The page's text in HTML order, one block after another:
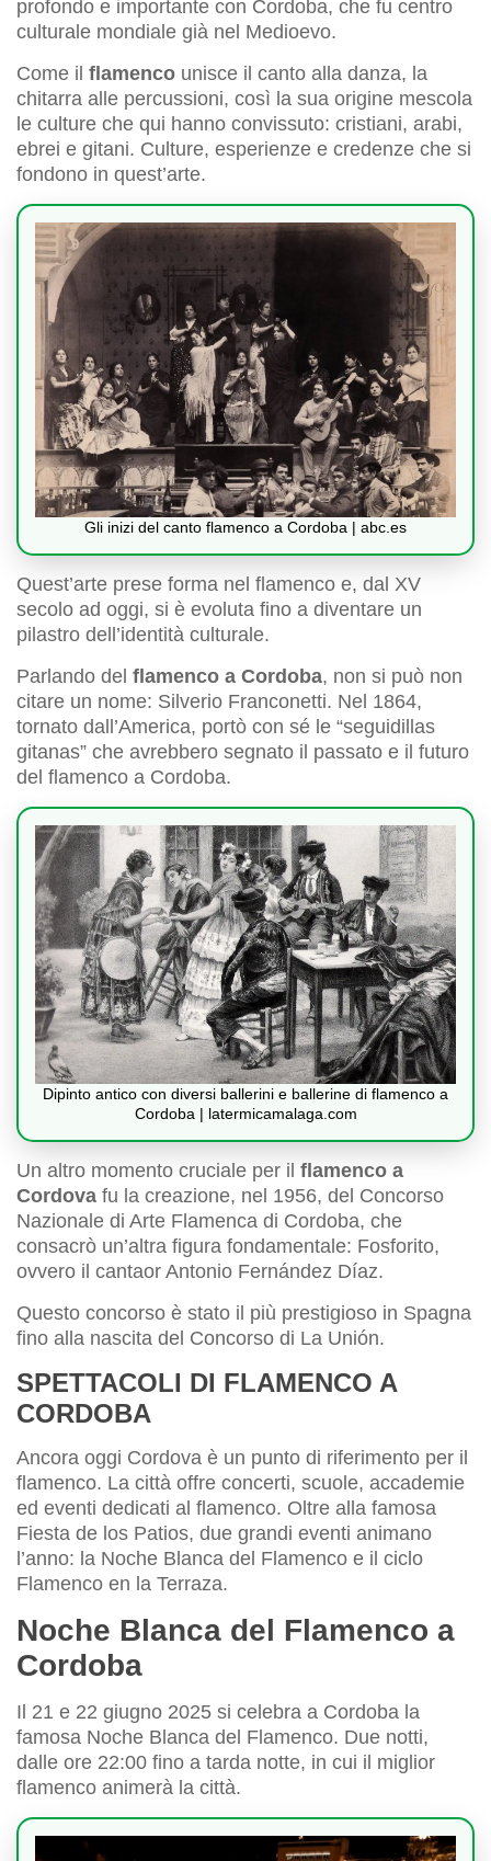
profondo e importante con Cordoba, che fu centro
culturale mondiale già nel Medioevo.
Come il flamenco unisce il canto alla danza, la
chitarra alle percussioni, così la sua origine mescola
le culture che qui hanno convissuto: cristiani, arabi,
ebrei e gitani. Culture, esperienze e credenze che si
fondono in quest’arte.
Gli inizi del canto flamenco a Cordoba | abc.es
Quest’arte prese forma nel flamenco e, dal XV
secolo ad oggi, si è evoluta fino a diventare un
pilastro dell’identità culturale.
Parlando del flamenco a Cordoba, non si può non
citare un nome: Silverio Franconetti. Nel 1864,
tornato dall’America, portò con sé le “seguidillas
gitanas” che avrebbero segnato il passato e il futuro
del flamenco a Cordoba.
Dipinto antico con diversi ballerini e ballerine di flamenco a
Cordoba | latermicamalaga.com
Un altro momento cruciale per il flamenco a
Cordova fu la creazione, nel 1956, del Concorso
Nazionale di Arte Flamenca di Cordoba, che
consacrò un’altra figura fondamentale: Fosforito,
ovvero il cantaor Antonio Fernández Díaz.
Questo concorso è stato il più prestigioso in Spagna
fino alla nascita del Concorso di La Unión.
SPETTACOLI DI FLAMENCO A
CORDOBA
Ancora oggi Cordova è un punto di riferimento per il
flamenco. La città offre concerti, scuole, accademie
ed eventi dedicati al flamenco. Oltre alla famosa
Fiesta de los Patios, due grandi eventi animano
l’anno: la Noche Blanca del Flamenco e il ciclo
Flamenco en la Terraza.
Noche Blanca del Flamenco a
Cordoba
Il 21 e 22 giugno 2025 si celebra a Cordoba la
famosa Noche Blanca del Flamenco. Due notti,
dalle ore 22:00 fino a tarda notte, in cui il miglior
flamenco animerà la città.